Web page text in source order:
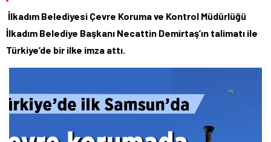
55,1881
İlkadım Belediyesi Çevre Koruma ve Kontrol Müdürlüğü
İlkadım Belediye Başkanı Necattin Demirtaş’ın talimatı ile
Türkiye’de bir ilke imza attı.